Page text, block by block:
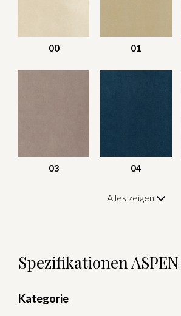
00 01
03 04
Alles zeigen
Spezifikationen
Kategorie